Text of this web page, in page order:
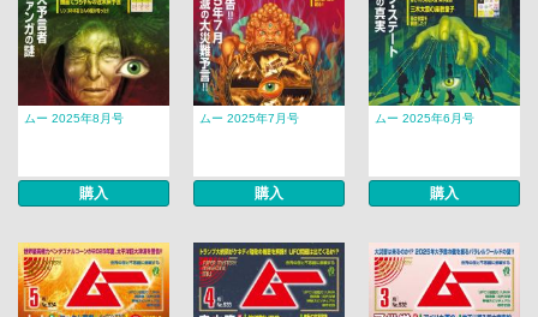
ムー 2025年8月号
購入
ムー 2025年7月号
購入
ムー 2025年6月号
購入